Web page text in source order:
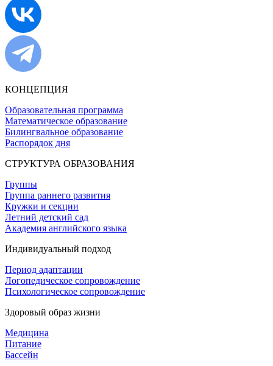
КОНЦЕПЦИЯ
Образовательная программа
Математическое образование
Билингвальное образование
Распорядок дня
СТРУКТУРА ОБРАЗОВАНИЯ
Группы
Группа раннего развития
Кружки и секции
Летний детский сад
Академия английского языка
Индивидуальный подход
Период адаптации
Логопедическое сопровождение
Психологическое сопровождение
Здоровый образ жизни
Медицина
Питание
Бассейн